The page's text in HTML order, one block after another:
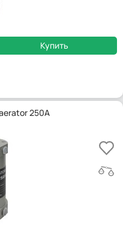
Купить
250A